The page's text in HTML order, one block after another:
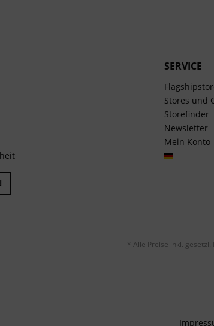
SERVICE
Stores und
Storefinder
Newsletter
Mein Konto
* Alle Preise inkl.